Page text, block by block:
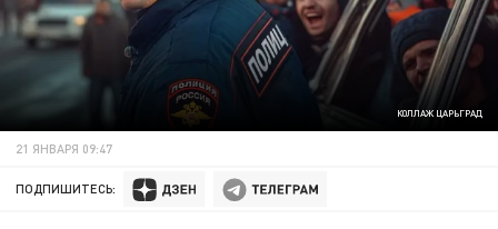
КОЛЛАЖ ЦАРЬГРАД
21 ЯНВАРЯ 09:47
ПОДПИШИТЕСЬ: